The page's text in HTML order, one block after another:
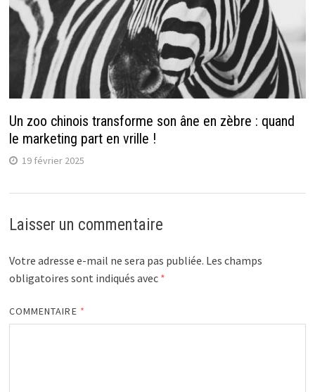
Un zoo chinois transforme son âne en zèbre : quand
le marketing part en vrille !
19 février 2025
Laisser un commentaire
Votre adresse e-mail ne sera pas publiée. Les champs
obligatoires sont indiqués avec *
COMMENTAIRE *